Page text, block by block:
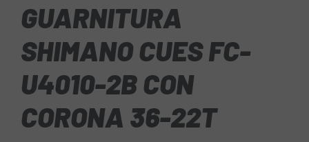
GUARNITURA
SHIMANO CUES FC-
U4010-2B CON
CORONA 36-22T